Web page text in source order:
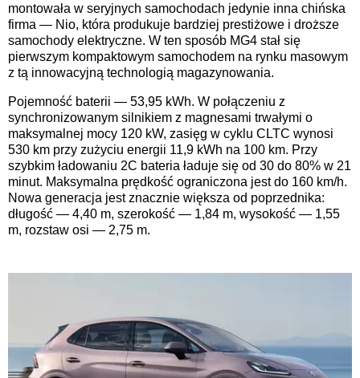
montowała w seryjnych samochodach jedynie inna chińska
firma — Nio, która produkuje bardziej prestiżowe i droższe
samochody elektryczne. W ten sposób MG4 stał się
pierwszym kompaktowym samochodem na rynku masowym
z tą innowacyjną technologią magazynowania.
Pojemność baterii — 53,95 kWh. W połączeniu z
synchronizowanym silnikiem z magnesami trwałymi o
maksymalnej mocy 120 kW, zasięg w cyklu CLTC wynosi
530 km przy zużyciu energii 11,9 kWh na 100 km. Przy
szybkim ładowaniu 2C bateria ładuje się od 30 do 80% w 21
minut. Maksymalna prędkość ograniczona jest do 160 km/h.
Nowa generacja jest znacznie większa od poprzednika:
długość — 4,40 m, szerokość — 1,84 m, wysokość — 1,55
m, rozstaw osi — 2,75 m.